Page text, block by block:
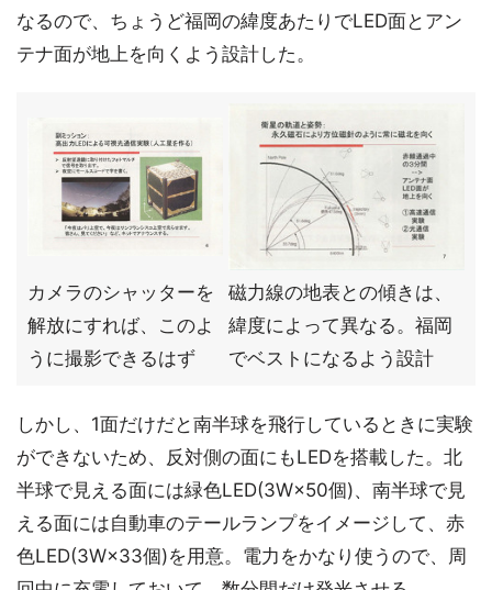
なるので、ちょうど福岡の緯度あたりでLED面とアン
テナ面が地上を向くよう設計した。
カメラのシャッターを
解放にすれば、このよ
うに撮影できるはず
磁力線の地表との傾きは、
緯度によって異なる。福岡
でベストになるよう設計
しかし、1面だけだと南半球を飛行しているときに実験
ができないため、反対側の面にもLEDを搭載した。北
半球で見える面には緑色LED(3W×50個)、南半球で見
える面には自動車のテールランプをイメージして、赤
色LED(3W×33個)を用意。電力をかなり使うので、周